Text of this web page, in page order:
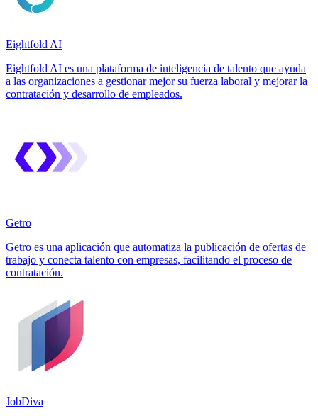
Eightfold AI
Eightfold AI es una plataforma de inteligencia de talento que ayuda
a las organizaciones a gestionar mejor su fuerza laboral y mejorar la
contratación y desarrollo de empleados.
Getro
Getro es una aplicación que automatiza la publicación de ofertas de
trabajo y conecta talento con empresas, facilitando el proceso de
contratación.
JobDiva